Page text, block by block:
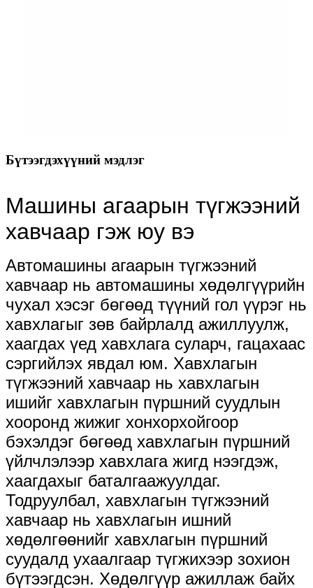
Бүтээгдэхүүний мэдлэг
Машины агаарын түгжээний
хавчаар гэж юу вэ
Автомашины агаарын түгжээний
хавчаар нь автомашины хөдөлгүүрийн
чухал хэсэг бөгөөд түүний гол үүрэг нь
хавхлагыг зөв байрлалд ажиллуулж,
хаагдах үед хавхлага суларч, гацахаас
сэргийлэх явдал юм. Хавхлагын
түгжээний хавчаар нь хавхлагын
ишийг хавхлагын пүршний суудлын
хооронд жижиг хонхорхойгоор
бэхэлдэг бөгөөд хавхлагын пүршний
үйлчлэлээр хавхлага жигд нээгдэж,
хаагдахыг баталгаажуулдаг.
Тодруулбал, хавхлагын түгжээний
хавчаар нь хавхлагын ишний
хөдөлгөөнийг хавхлагын пүршний
суудалд ухаалгаар түгжихээр зохион
бүтээгдсэн. Хөдөлгүүр ажиллаж байх